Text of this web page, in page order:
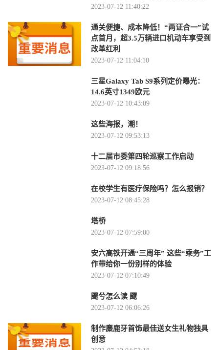
2023-07-12 11:40:22
通关便捷、成本降低！“两证合一”试
点首月，超3.5万辆进口机动车享受到
改革红利
2023-07-12 11:04:10
三星Galaxy Tab S9系列定价曝光：
14.6英寸1349欧元
2023-07-12 10:43:09
这些海报，潮！
2023-07-12 09:53:13
十二届市委第四轮巡察工作启动
2023-07-12 09:18:56
在校学生有医疗保险吗？怎么报销？
2023-07-12 08:45:28
塔桥
2023-07-12 07:59:00
安六高铁开通“三周年” 这些“乘务”工
作带给你一份别样的体验
2023-07-12 07:10:49
飂兮怎么读 飂
2023-07-12 06:06:26
制作麋鹿牙首饰最佳送女生礼物独具
创意